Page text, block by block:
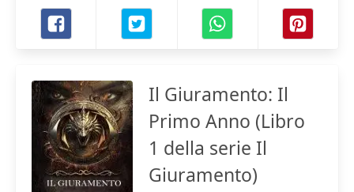
Il Giuramento: Il
Primo Anno (Libro
1 della serie Il
Giuramento)